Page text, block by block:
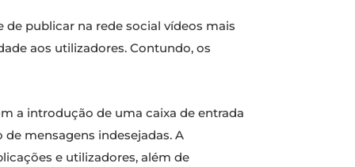
de publicar na rede social vídeos mais
aos utilizadores. Contundo, os
a introdução de uma caixa de entrada
mensagens indesejadas. A
e utilizadores, além de